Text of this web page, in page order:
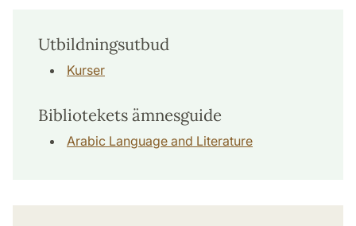
Utbildningsutbud
Kurser
Bibliotekets ämnesguide
Arabic Language and Literature